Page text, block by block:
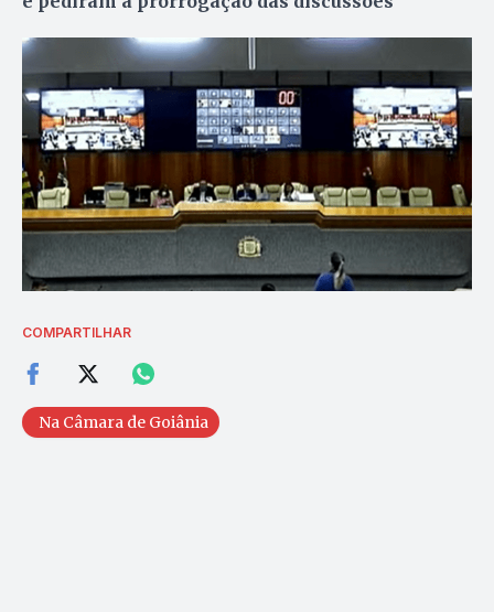
COMPARTILHAR
Na Câmara de Goiânia